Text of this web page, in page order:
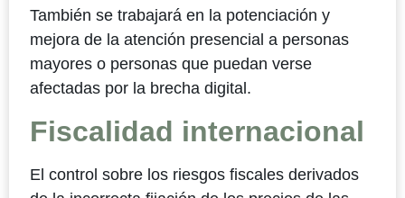
También se trabajará en la potenciación y
mejora de la atención presencial a personas
mayores o personas que puedan verse
afectadas por la brecha digital.
Fiscalidad internacional
El control sobre los riesgos fiscales derivados